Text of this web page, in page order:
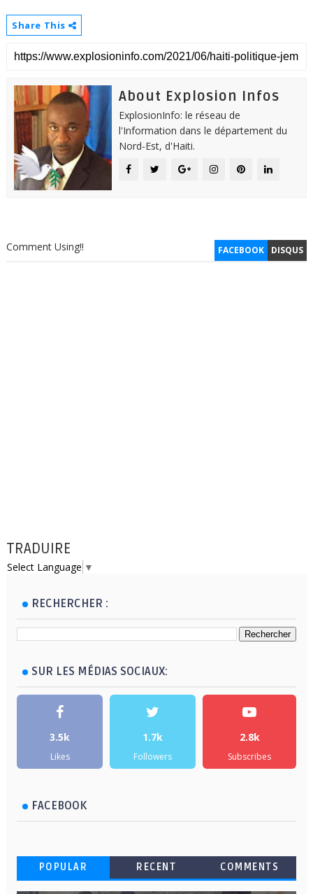
Share This
About Explosion Infos
ExplosionInfo: le réseau de
l'Information dans le département du
Nord-Est, d'Haiti.
FACEBOOK DISQUS
Comment Using!!
TRADUIRE
Select Language ▼
RECHERCHER :
SUR LES MÉDIAS SOCIAUX:
3.5k
Likes
1.7k
Followers
2.8k
Subscribes
FACEBOOK
POPULAR RECENT COMMENTS